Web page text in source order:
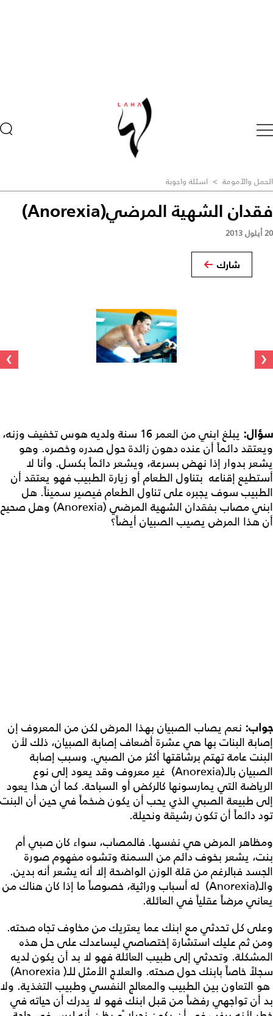
الحمل والآمومة > اسئلة واجوبة
فقدان الشهية المرضي(Anorexia)
20 أيلول 2013
شارك
‹
›
سؤال:
يبلغ ابني من العمر 16 سنة ولديه هوس تخفيف وزنه،
ويعتقد دائماً أن عنده دهون زائدة حول صدره وخصره. وهو
يشعر بدوار إذا نهض بسرعة، ويشعر دائماً بكسل. وأنا لا
أستطيع إقناعه بتناول الطعام أو زيارة الطبيب فهو يعتقد أن
الطبيب سوف يجبره على تناول الطعام فيصير سميناً. هل
ابني مصاب بفقدان الشهية المرضي (Anorexia) وهل صحيح
أن هذا المرض يصيب الصبيان أيضاً؟
جواب: نعم يصاب الصبيان بهذا المرض لكن من المعروف إن
إصابة البنات بها هي عشرة أضعاف إصابة الصبيان، ذلك لأن
البنت عامة تهتم برشاقتها أكثر من الصبي. وسبب إصابة
الصبيان بالـ(Anorexia) غير معروف وقد يعود إلى نوع
الرياضة التي يمارسونها كالركض أو السباحة. كما أن هذا يعود
إلى طبيعة الصبي الذي يحب أن يكون ضخماً في حين أن البنت
تود دائماً أن تكون رشيقة ونحيلة.
ومظاهر المرض هي نفسها. فالمصاب، سواء كان صبي أم
بنت، يشعر بخوف دائم من السمنة وتشوه مفهوم صورة
الجسد فبالرغم من قلة الوزن الواضحة إلا أنه يشعر أنه بدين.
والـ(Anorexia) له أسباب وراثية، خصوصاً ما إذا كان هناك من
يعاني مرضاً عقلياً في العائلة.
وعلى كل تحدثي مع ابنك عما يعتريك من مخاوف تجاه صحته.
ومن ثم عليك استشارة إختصاصي ليساعدك على حل هذه
المشكلة. وتحدثي إلى طبيب العائلة فهو لا بد أن يكون لديه
سجلاً خاصاً بابنك حول صحته. والعلاج الأمثل للـ( Anorexia)
هو التعاون بين الطبيب والمعالج النفسي وطبيب التغذية. ولا
بد أن تواجهي رفضاً من قبل ابنك فهو لا يدرك أن حياته في